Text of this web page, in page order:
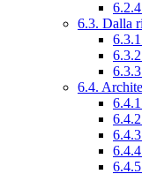
6.3. Dalla
6.4.